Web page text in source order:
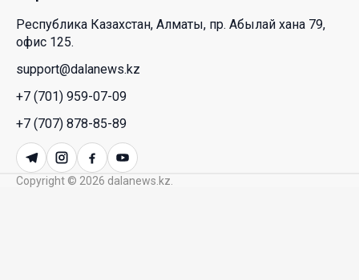
Межпартийные теледебаты выйдут в эфире
республиканских телеканалов
23 Июл. 2026 21:15
Казахстан сохраняет лидерство в Центральной
Азии по устойчивости инвестиционного рынка
23 Июл. 2026 15:39
Республика Казахстан, Алматы, пр. Абылай хана 79,
офис 125.
support@dalanews.kz
+7 (701) 959-07-09
+7 (707) 878-85-89
Copyright © 2026 dalanews.kz.